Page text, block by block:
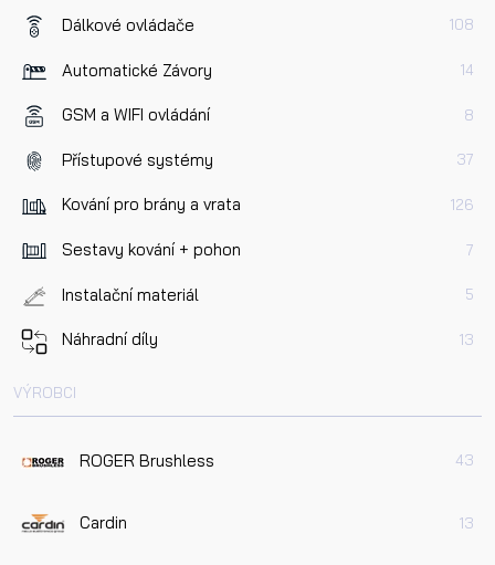
Dálkové ovládače 108
Automatické Závory 14
GSM a WIFI ovládání 8
Přístupové systémy 37
Kování pro brány a vrata 126
Sestavy kování + pohon 7
Instalační materiál 5
Náhradní díly 13
VÝROBCI
ROGER Brushless 43
Cardin 13